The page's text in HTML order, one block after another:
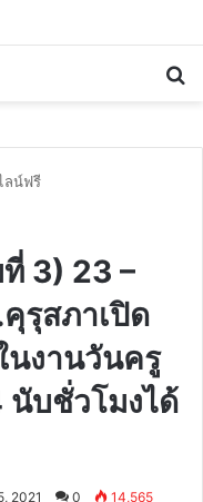
ลน์ฟรี
3) 23 –
รุสภาเปิด
นงานวันครู
นับชั่วโมงได้
2021 0 14,565